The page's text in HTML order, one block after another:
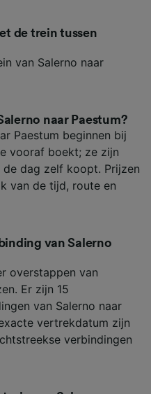
de trein tussen
van Salerno naar
naar Paestum?
Paestum beginnen bij
vooraf boekt; ze zijn
dag zelf koopt. Prijzen
van de tijd, route en
van Salerno
overstappen van
Er zijn 15
van Salerno naar
vertrekdatum zijn
verbindingen